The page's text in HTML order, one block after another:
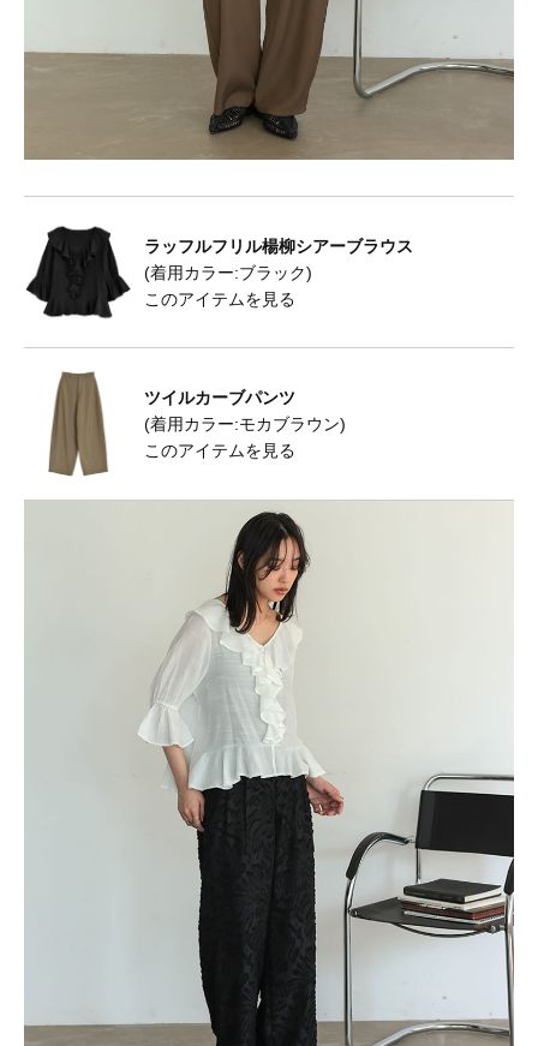
ラッフルフリル楊柳シアーブラウス
(着用カラー:ブラック)
このアイテムを見る
ツイルカーブパンツ
(着用カラー:モカブラウン)
このアイテムを見る